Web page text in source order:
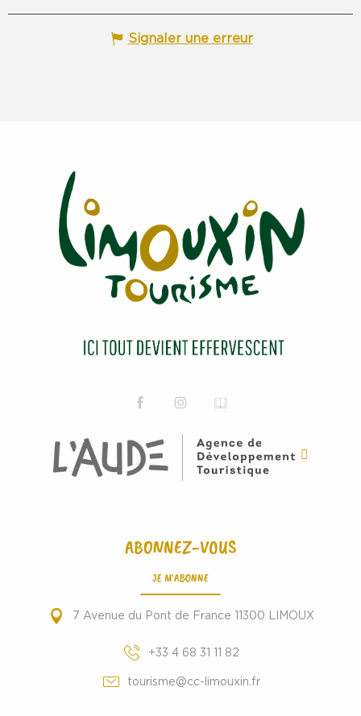
Signaler une erreur
ABONNEZ-VOUS
JE M'ABONNE
7 Avenue du Pont de France 11300 LIMOUX
+33 4 68 31 11 82
tourisme@cc-limouxin.fr